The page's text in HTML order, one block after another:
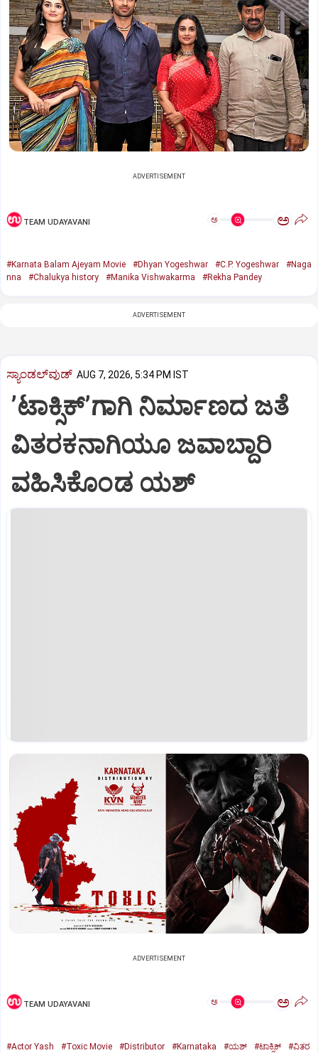
ADVERTISEMENT
TEAM UDAYAVANI ಅ ಅ
#Karnata Balam Ajeyam Movie #Dhyan Yogeshwar #C.P. Yogeshwar
#Naga
nna
#Chalukya history #Manika Vishwakarma #Rekha Pandey
ADVERTISEMENT
ಸ್ಯಾಂಡಲ್‌ವುಡ್‌ AUG 7, 2026, 5:34 PM IST
ʼಟಾಕ್ಸಿಕ್‌ʼಗಾಗಿ ನಿರ್ಮಾಣದ ಜತೆ
ವಿತರಕನಾಗಿಯೂ ಜವಾಬ್ದಾರಿ
ವಹಿಸಿಕೊಂಡ ಯಶ್
ADVERTISEMENT
TEAM UDAYAVANI ಅ ಅ
#Actor Yash #Toxic Movie #Distributor #Karnataka #ಯಶ್‌ #ಟಾಕ್ಸಿಕ್‌
#ವಿತರ